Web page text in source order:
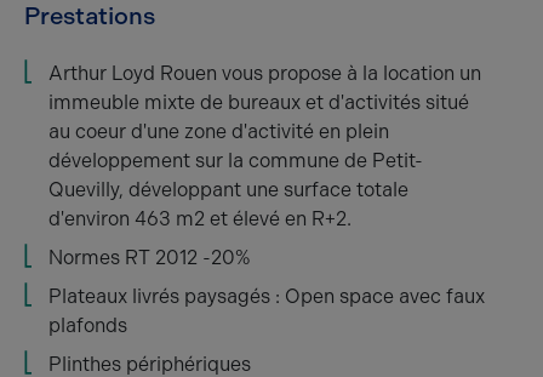
Prestations
Arthur Loyd Rouen vous propose à la location un
immeuble mixte de bureaux et d'activités situé
au coeur d'une zone d'activité en plein
développement sur la commune de Petit-
Quevilly, développant une surface totale
d'environ 463 m2 et élevé en R+2.
Normes RT 2012 -20%
Plateaux livrés paysagés : Open space avec faux
plafonds
Plinthes périphériques